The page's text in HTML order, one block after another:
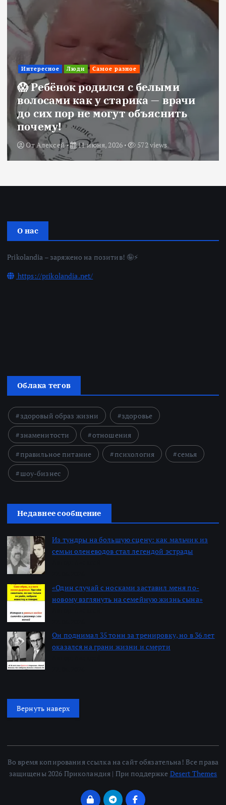
Интересное Люди Самое разное
😱 Ребёнок родился с белыми
волосами как у старика — врачи
до сих пор не могут объяснить
почему!
ОтАлексей 11 июня, 2026 572 views
О нас
Prikolandia – заряжено на позитив! 🤪⚡
https://prikolandia.net/
Облака тегов
здоровый образ жизни
здоровье
знаменитости
отношения
правильное питание
психология
семья
шоу-бизнес
Недавнее сообщение
Из тундры на большую сцену: как мальчик из
семьи оленеводов стал легендой эстрады
«Один случай с носками заставил меня по-
новому взглянуть на семейную жизнь сына»
Он поднимал 35 тонн за тренировку, но в 36 лет
оказался на грани жизни и смерти
Вернуть наверх
Во время копирования ссылка на сайт обязательна! Все права
защищены 2026 Приколандия | При поддержке Desert Themes